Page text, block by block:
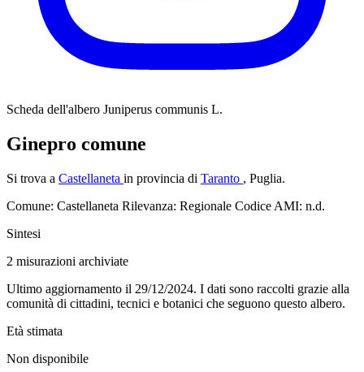
Scheda dell'albero Juniperus communis L.
Ginepro comune
Si trova a Castellaneta in provincia di Taranto , Puglia.
Comune: Castellaneta Rilevanza: Regionale Codice AMI: n.d.
Sintesi
2 misurazioni archiviate
Ultimo aggiornamento il 29/12/2024. I dati sono raccolti grazie alla
comunità di cittadini, tecnici e botanici che seguono questo albero.
Età stimata
Non disponibile